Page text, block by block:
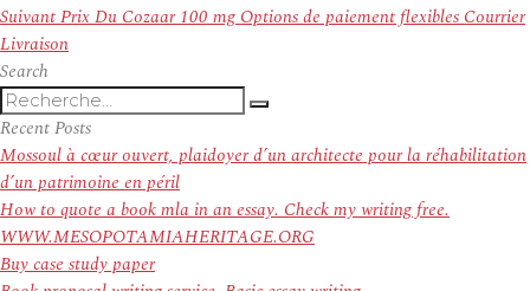
l’article
SuivantArticle
suivant :
Prix Du Cozaar 100 mg Options de paiement flexibles Courrier
Livraison
Search
Recherche
pour
:
Recherche
Recent Posts
Mossoul à cœur ouvert, plaidoyer d’un architecte pour la réhabilitation
d’un patrimoine en péril
How to quote a book mla in an essay. Check my writing free.
WWW.MESOPOTAMIAHERITAGE.ORG
Buy case study paper